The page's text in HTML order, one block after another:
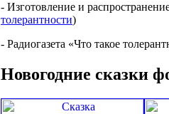
- Изготовление и
толерантности)
- Радиогазета «Что такое
Новогодние сказки